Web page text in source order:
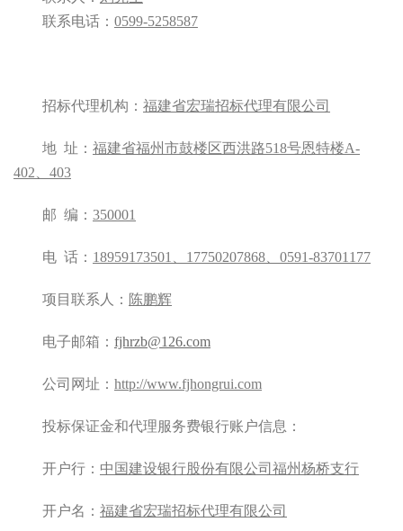
联系电话： 0599-5258587
招标代理机构： 福建省宏瑞招标代理有限公司
地 址： 福建省福州市鼓楼区西洪路518号恩特楼A-
402、403
邮 编： 350001
电 话： 18959173501 17750207868、0591-83701177
项目联系人： 陈鹏辉
电子邮箱： fjhrzb@126.com
公司网址： http://www.fjhongrui.com
投标保证金和代理服务费银行账户信息：
开户行： 中国建设银行股份有限公司福州杨桥支行
开户名： 福建省宏瑞招标代理有限公司